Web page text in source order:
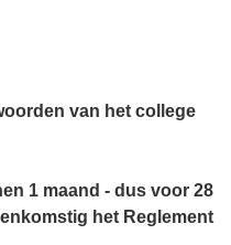
van het college
1 maand - dus voor 28
het Reglement